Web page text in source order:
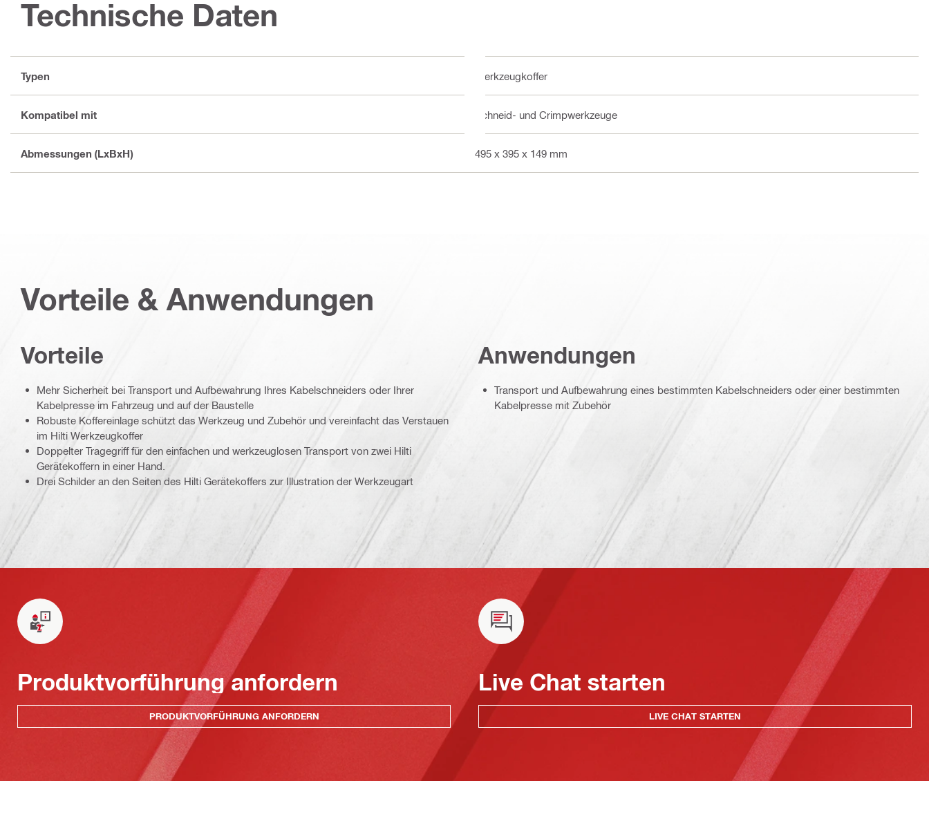
Technische Daten
Typen Werkzeugkoffer
Kompatibel mit Schneid- und Crimpwerkzeuge
Abmessungen (LxBxH) 495 x 395 x 149 mm
Vorteile & Anwendungen
Vorteile
Mehr Sicherheit bei Transport und Aufbewahrung Ihres Kabelschneiders oder Ihrer
Kabelpresse im Fahrzeug und auf der Baustelle
Robuste Koffereinlage schützt das Werkzeug und Zubehör und vereinfacht das Verstauen
im Hilti Werkzeugkoffer
Doppelter Tragegriff für den einfachen und werkzeuglosen Transport von zwei Hilti
Gerätekoffern in einer Hand.
Drei Schilder an den Seiten des Hilti Gerätekoffers zur Illustration der Werkzeugart
Anwendungen
Transport und Aufbewahrung eines bestimmten Kabelschneiders oder einer bestimmten
Kabelpresse mit Zubehör
Produktvorführung anfordern
PRODUKTVORFÜHRUNG ANFORDERN
Live Chat starten
LIVE CHAT STARTEN